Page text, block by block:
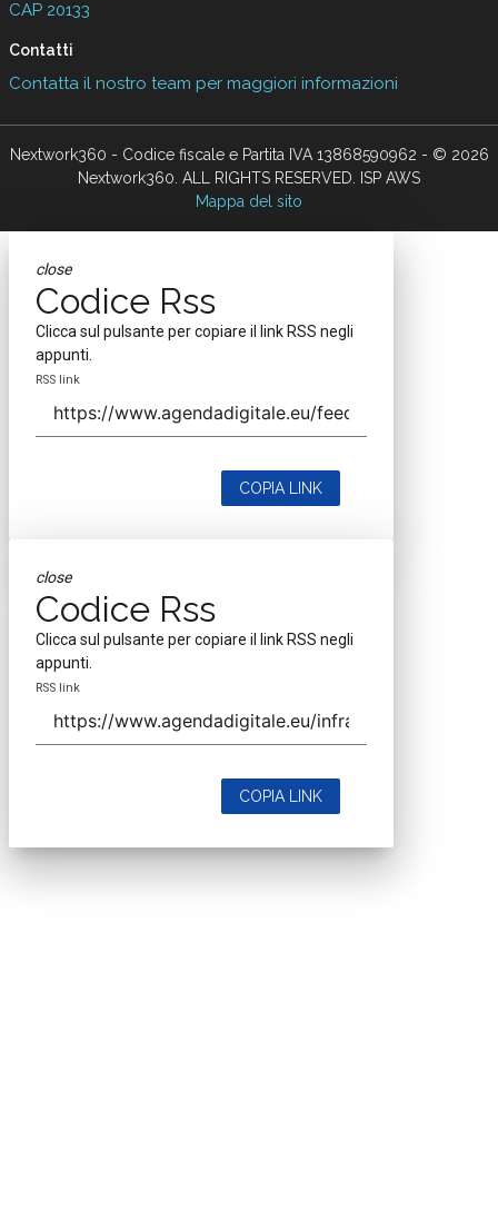
CAP 20133
Contatti
Contatta il nostro team per maggiori informazioni
Nextwork360 - Codice fiscale e Partita IVA 13868590962 - © 2026
Nextwork360. ALL RIGHTS RESERVED. ISP AWS
Mappa del sito
close
Codice Rss
Clicca sul pulsante per copiare il link RSS negli
appunti.
RSS link
COPIA LINK
close
Codice Rss
Clicca sul pulsante per copiare il link RSS negli
appunti.
RSS link
COPIA LINK